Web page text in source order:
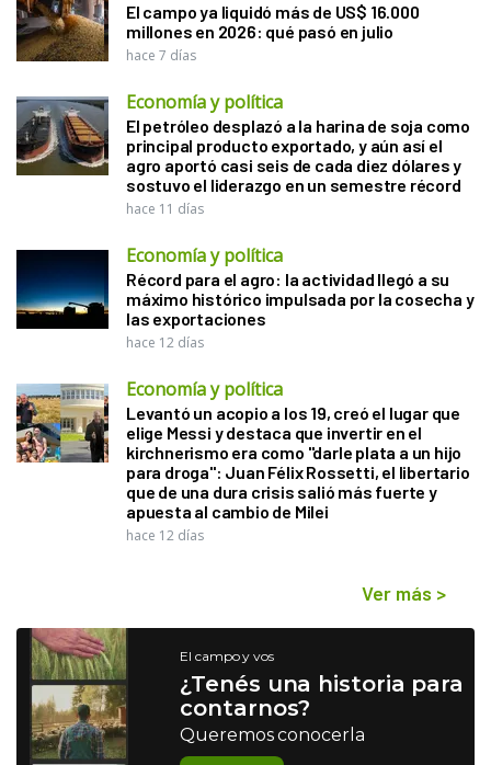
El campo ya liquidó más de US$ 16.000
millones en 2026: qué pasó en julio
hace 7 días
Economía y política
El petróleo desplazó a la harina de soja como
principal producto exportado, y aún así el
agro aportó casi seis de cada diez dólares y
sostuvo el liderazgo en un semestre récord
hace 11 días
Economía y política
Récord para el agro: la actividad llegó a su
máximo histórico impulsada por la cosecha y
las exportaciones
hace 12 días
Economía y política
Levantó un acopio a los 19, creó el lugar que
elige Messi y destaca que invertir en el
kirchnerismo era como "darle plata a un hijo
para droga": Juan Félix Rossetti, el libertario
que de una dura crisis salió más fuerte y
apuesta al cambio de Milei
hace 12 días
Ver más >
El campo y vos
¿Tenés una historia para
contarnos?
Queremos conocerla